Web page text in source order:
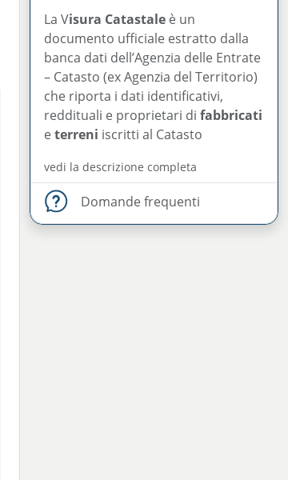
La Visura Catastale è un
documento ufficiale estratto dalla
banca dati dell’Agenzia delle Entrate
– Catasto (ex Agenzia del Territorio)
che riporta i dati identificativi,
reddituali e proprietari di fabbricati
e terreni iscritti al Catasto
vedi la descrizione completa
domande frequenti